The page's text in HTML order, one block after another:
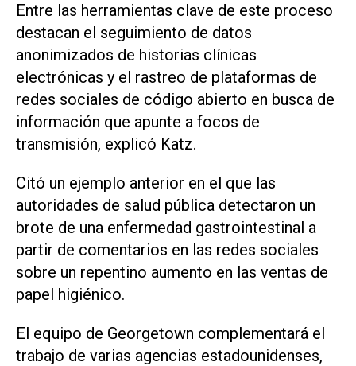
Entre las herramientas clave de este proceso
destacan el seguimiento de datos
anonimizados de historias clínicas
electrónicas y el rastreo de plataformas de
redes sociales ‌de código abierto en busca ⁠de
información que apunte a focos de
transmisión, explicó Katz.
Citó un ejemplo anterior en el que las
autoridades de salud pública detectaron un
brote de una enfermedad gastrointestinal a
partir de comentarios en ​las redes sociales
sobre un repentino aumento en las ventas de
papel higiénico.
El equipo de Georgetown complementará el
trabajo de varias agencias estadounidenses,